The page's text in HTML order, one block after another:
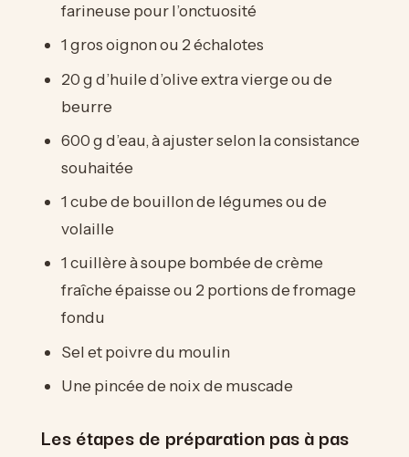
farineuse pour l’onctuosité
1 gros oignon ou 2 échalotes
20 g d’huile d’olive extra vierge ou de
beurre
600 g d’eau, à ajuster selon la consistance
souhaitée
1 cube de bouillon de légumes ou de
volaille
1 cuillère à soupe bombée de crème
fraîche épaisse ou 2 portions de fromage
fondu
Sel et poivre du moulin
Une pincée de noix de muscade
Les étapes de préparation pas à pas